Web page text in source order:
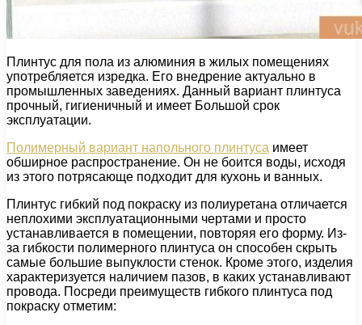
Плинтус для пола из алюминия в жилых помещениях
употребляется изредка. Его внедрение актуально в
промышленных заведениях. Данный вариант плинтуса
прочный, гигиеничный и имеет Большой срок
эксплуатации.
Полимерный вариант напольного плинтуса имеет
обширное распространение. Он не боится воды, исходя
из этого потрясающе подходит для кухонь и ванных.
Плинтус гибкий под покраску из полиуретана отличается
неплохими эксплуатационными чертами и просто
устанавливается в помещении, повторяя его форму. Из-
за гибкости полимерного плинтуса он способен скрыть
самые большие выпуклости стенок. Кроме этого, изделия
характеризуется наличием пазов, в каких устанавливают
провода. Посреди преимуществ гибкого плинтуса под
покраску отметим: